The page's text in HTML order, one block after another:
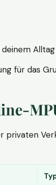
für das
privaten